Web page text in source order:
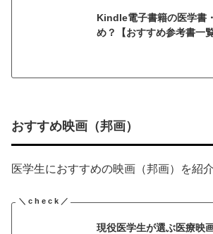
Kindle電子書籍の医学書
め？【おすすめ参考書一覧
おすすめ映画（邦画）
医学生におすすめの映画（邦画）を紹介
現役医学生が選ぶ医療映